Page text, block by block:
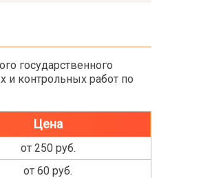
государственного
и контрольных работ по
Цена
от 250 руб.
от 60 руб.